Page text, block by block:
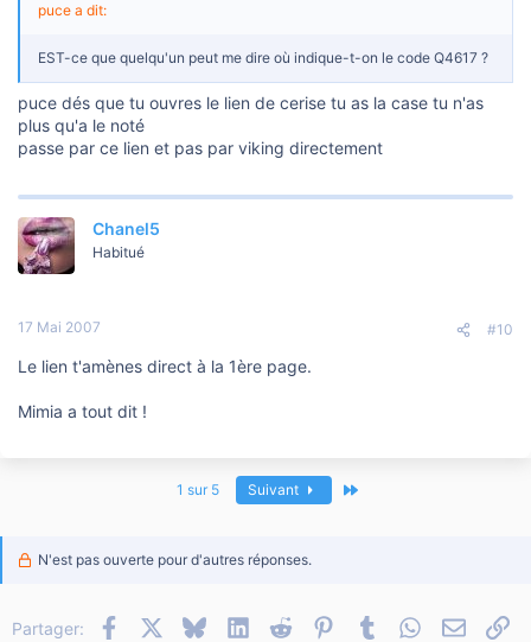
puce a dit:
EST-ce que quelqu'un peut me dire où indique-t-on le code Q4617 ?
puce dés que tu ouvres le lien de cerise tu as la case tu n'as
plus qu'a le noté
passe par ce lien et pas par viking directement
Chanel5
Habitué
17 Mai 2007 #10
Le lien t'amènes direct à la 1ère page.
Mimia a tout dit !
1 sur 5 Suivant
N'est pas ouverte pour d'autres réponses.
Partager: Facebook BlueskyLinkedInReddit PinterestTumblr WhatsApp
Email